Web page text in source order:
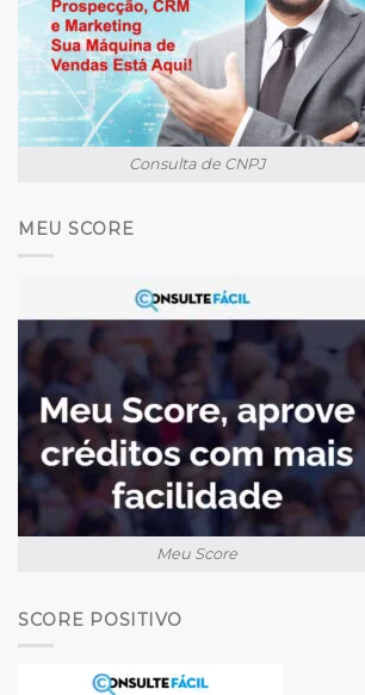
Consulta de CNPJ
MEU SCORE
Meu Score
SCORE POSITIVO